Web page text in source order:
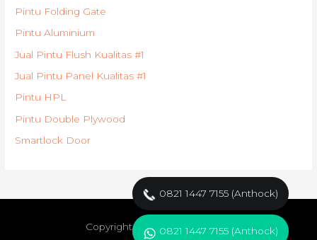
0821 1447 7155 (Anthock)
0821 1447 7155 (Anthock)
Pintu Folding Gate
Pintu Aluminium
Jual Pintu Flush Kualitas #1
Jual Pintu Panel Kualitas #1
Pintu HPL
Pintu Double Plywood
Smartlock Door
Copyright © 2021Pabrik Pintu